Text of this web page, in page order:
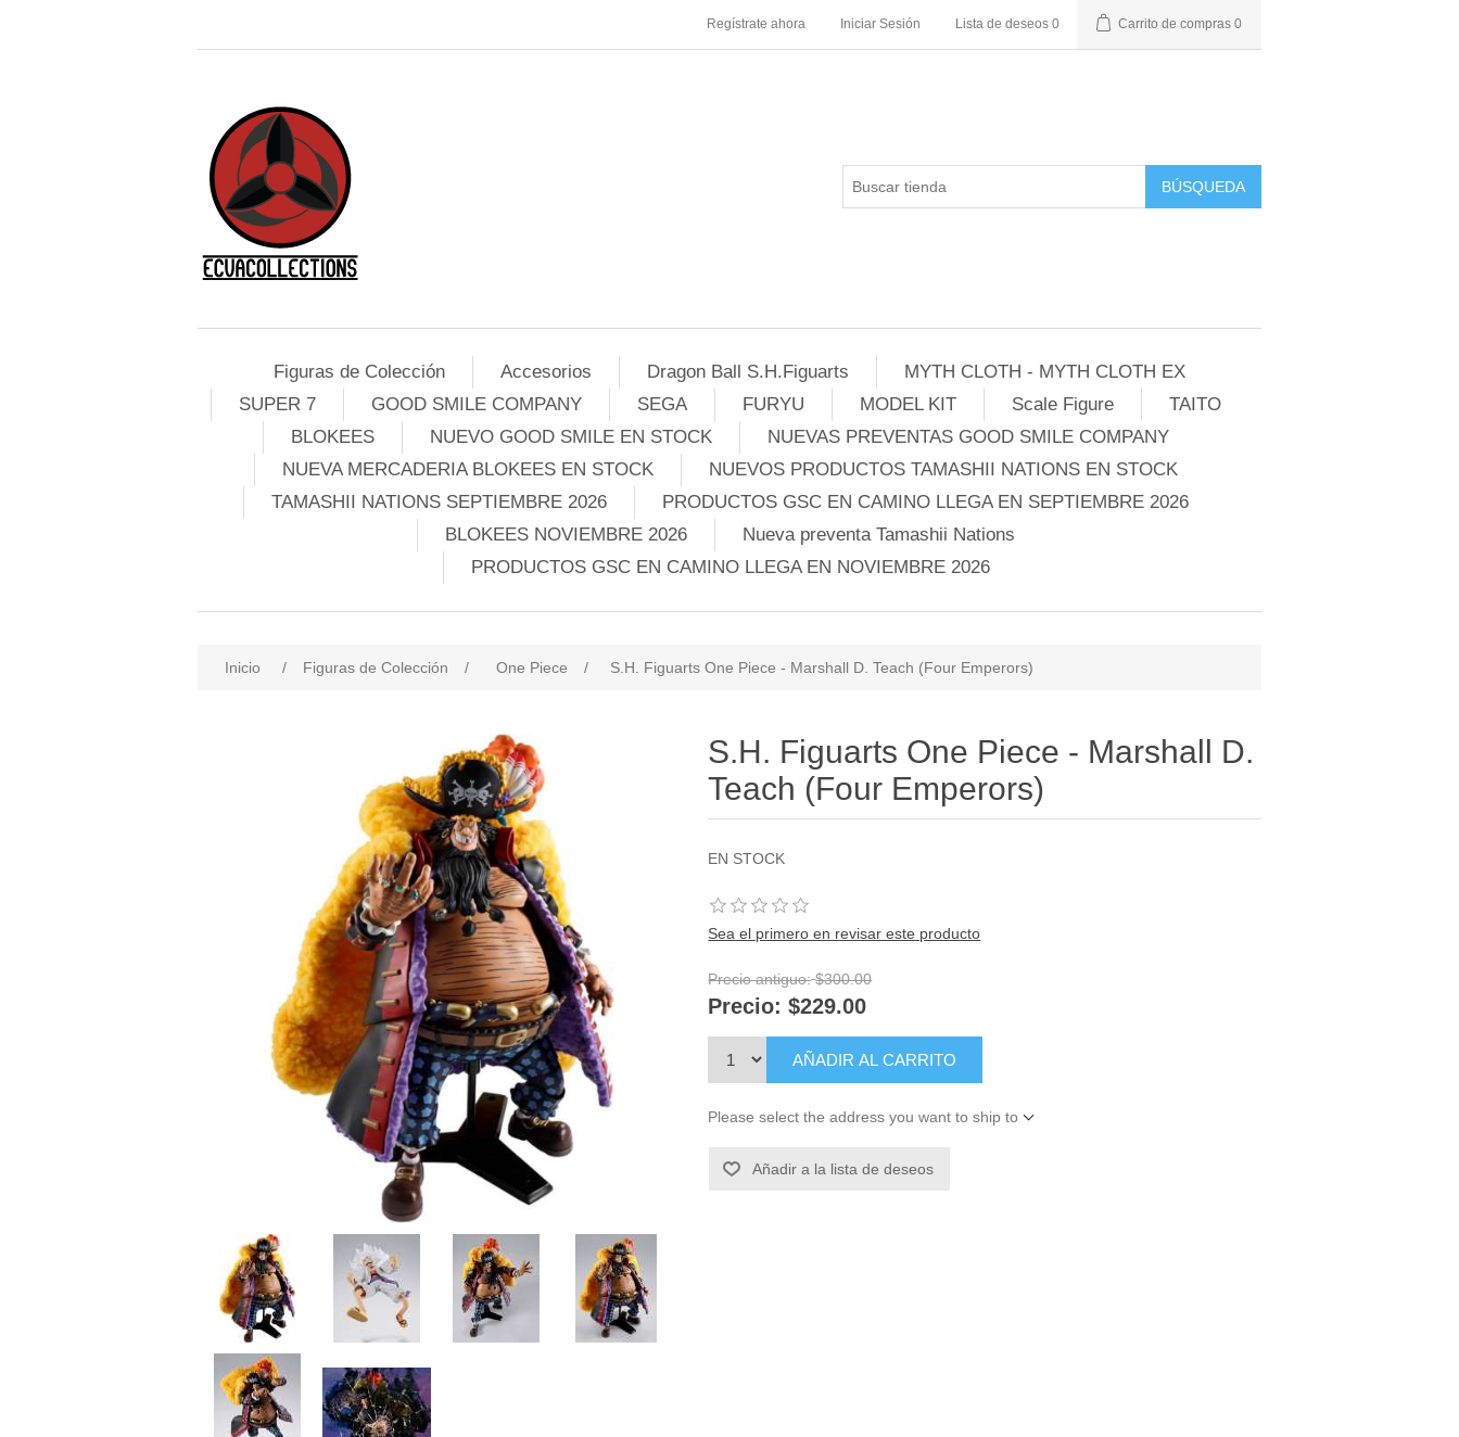
Regístrate ahora Iniciar Sesión Lista de deseos 0 Carrito de compras 0
BÚSQUEDA
Figuras de Colección Accesorios Dragon Ball S.H.Figuarts
MYTH CLOTH - MYTH CLOTH EX
SUPER 7
GOOD SMILE COMPANY SEGA FURYU MODEL KIT Scale Figure
TAITO
BLOKEES
NUEVO GOOD SMILE EN STOCK
NUEVAS PREVENTAS GOOD SMILE COMPANY
NUEVA MERCADERIA BLOKEES EN STOCK
NUEVOS PRODUCTOS TAMASHII NATIONS EN STOCK
TAMASHII NATIONS SEPTIEMBRE 2026
PRODUCTOS GSC EN CAMINO LLEGA EN SEPTIEMBRE 2026
BLOKEES NOVIEMBRE 2026
Nueva preventa Tamashii Nations
PRODUCTOS GSC EN CAMINO LLEGA EN NOVIEMBRE 2026
Inicio / Figuras de Colección / One Piece / S.H. Figuarts One Piece - Marshall D. Teach (Four Emperors)
S.H. Figuarts One Piece - Marshall D.
Teach (Four Emperors)
EN STOCK
Sea el primero en revisar este producto
Precio antiguo: $300.00
Precio: $229.00
AÑADIR AL CARRITO
Please select the address you want to ship to
Añadir a la lista de deseos